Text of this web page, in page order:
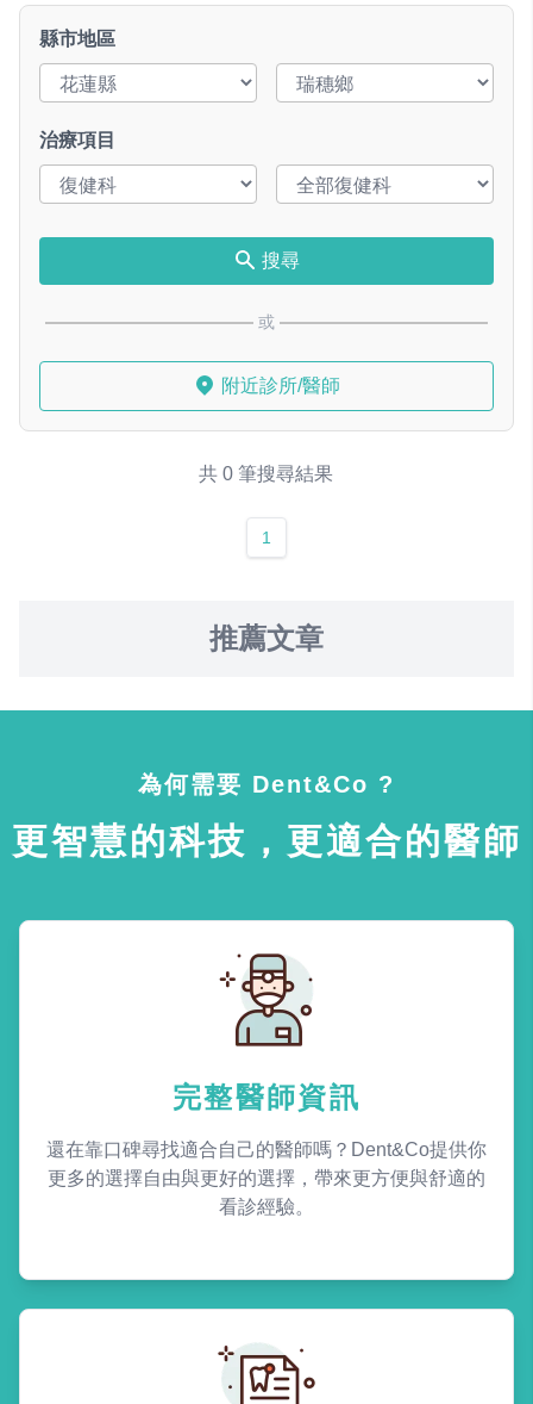
縣市地區
治療項目
搜尋
或
附近診所/醫師
共 0 筆搜尋結果
1
推薦文章
為何需要 Dent&Co ?
更智慧的科技，更適合的醫師
完整醫師資訊
還在靠口碑尋找適合自己的醫師嗎？Dent&Co提供你
更多的選擇自由與更好的選擇，帶來更方便與舒適的
看診經驗。